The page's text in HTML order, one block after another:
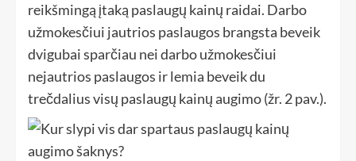
reikšmingą įtaką paslaugų kainų raidai. Darbo
užmokesčiui jautrios paslaugos brangsta beveik
dvigubai sparčiau nei darbo užmokesčiui
nejautrios paslaugos ir lemia beveik du
trečdalius visų paslaugų kainų augimo (žr. 2 pav.).